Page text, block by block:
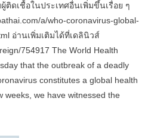
ติดเชื้อในประเทศอื่นเพิ่มขึ้นเรื่อย ๆ
a/who-coronavirus-global-
อ่านเพิ่มเติมได้ที่เดลินิวส์
754917 The World Health
that the outbreak of a deadly
constitutes a global health
weeks, we have witnessed the